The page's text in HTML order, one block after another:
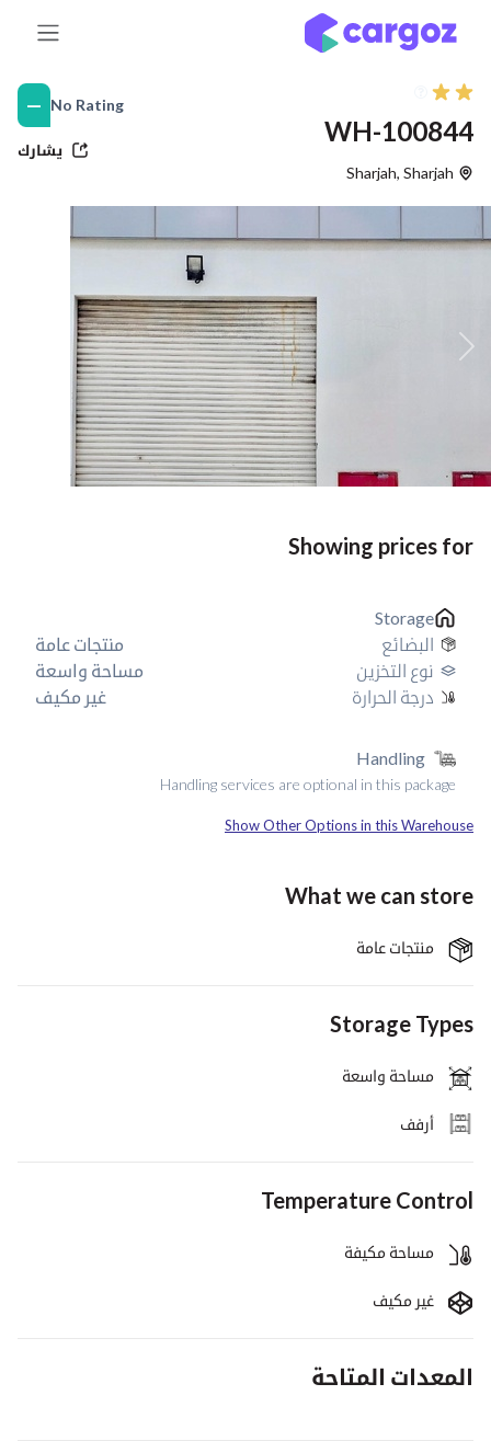
تخطي للذهاب إلى المحتوى
WH-100844
Sharjah, Sharjah
No Rating
—
يشارك
Previous
Showing prices for
Storage
البضائع
منتجات عامة
نوع التخزين
مساحة واسعة
درجة الحرارة
غير مكيف
Handling
Handling services are optional in this package
Show Other Options in this Warehouse
What we can store
منتجات عامة
Storage Types
مساحة واسعة
أرفف
Temperature Control
مساحة مكيفة
غير مكيف
المعدات المتاحة